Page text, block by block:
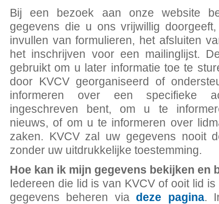
Bij een bezoek aan onze website
gegevens die u ons vrijwillig
invullen van formulieren, het afsluiten
het inschrijven voor een mailinglijst.
gebruikt om u later informatie toe te
door KVCV georganiseerd of
informeren over een specifieke
ingeschreven bent, om u te
nieuws, of om u te informeren over
zaken. KVCV zal uw gegevens nooit
zonder uw uitdrukkelijke toestemming.
Hoe kan ik mijn gegevens bekijken en
Iedereen die lid is van KVCV of ooit lid
gegevens beheren via deze pagina.